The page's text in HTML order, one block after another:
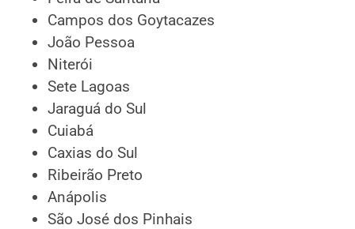
Campos dos Goytacazes
João Pessoa
Niterói
Sete Lagoas
Jaraguá do Sul
Cuiabá
Caxias do Sul
Ribeirão Preto
Anápolis
São José dos Pinhais